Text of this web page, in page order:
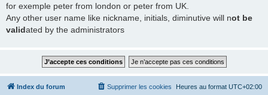
for exemple peter from london or peter from UK.
Any other user name like nickname, initials, diminutive will not be
validated by the administrators
Index du forum Heures au format UTC+02:00
Supprimer les cookies